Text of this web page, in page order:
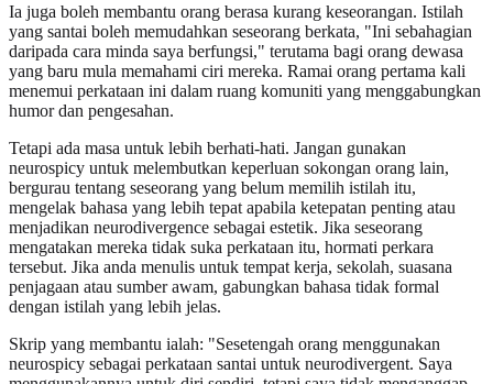
Ia juga boleh membantu orang berasa kurang keseorangan. Istilah
yang santai boleh memudahkan seseorang berkata, "Ini sebahagian
daripada cara minda saya berfungsi," terutama bagi orang dewasa
yang baru mula memahami ciri mereka. Ramai orang pertama kali
menemui perkataan ini dalam ruang komuniti yang menggabungkan
humor dan pengesahan.
Tetapi ada masa untuk lebih berhati-hati. Jangan gunakan
neurospicy untuk melembutkan keperluan sokongan orang lain,
bergurau tentang seseorang yang belum memilih istilah itu,
mengelak bahasa yang lebih tepat apabila ketepatan penting atau
menjadikan neurodivergence sebagai estetik. Jika seseorang
mengatakan mereka tidak suka perkataan itu, hormati perkara
tersebut. Jika anda menulis untuk tempat kerja, sekolah, suasana
penjagaan atau sumber awam, gabungkan bahasa tidak formal
dengan istilah yang lebih jelas.
Skrip yang membantu ialah: "Sesetengah orang menggunakan
neurospicy sebagai perkataan santai untuk neurodivergent. Saya